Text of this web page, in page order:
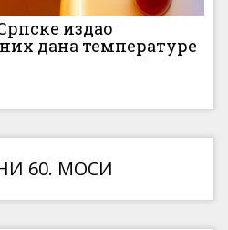
издао
дана температуре
60. МОСИ